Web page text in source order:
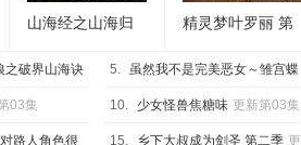
山海经之山海归
精灵梦叶罗丽 第
之破界山海诀 5. 虽然我不是完美恶女～雏宫蝶
鼠替换传～ 更新第01集
03集 10. 少女怪兽焦糖味 更新第03集
路人角色很 15. 乡下大叔成为剑圣 第二季 更